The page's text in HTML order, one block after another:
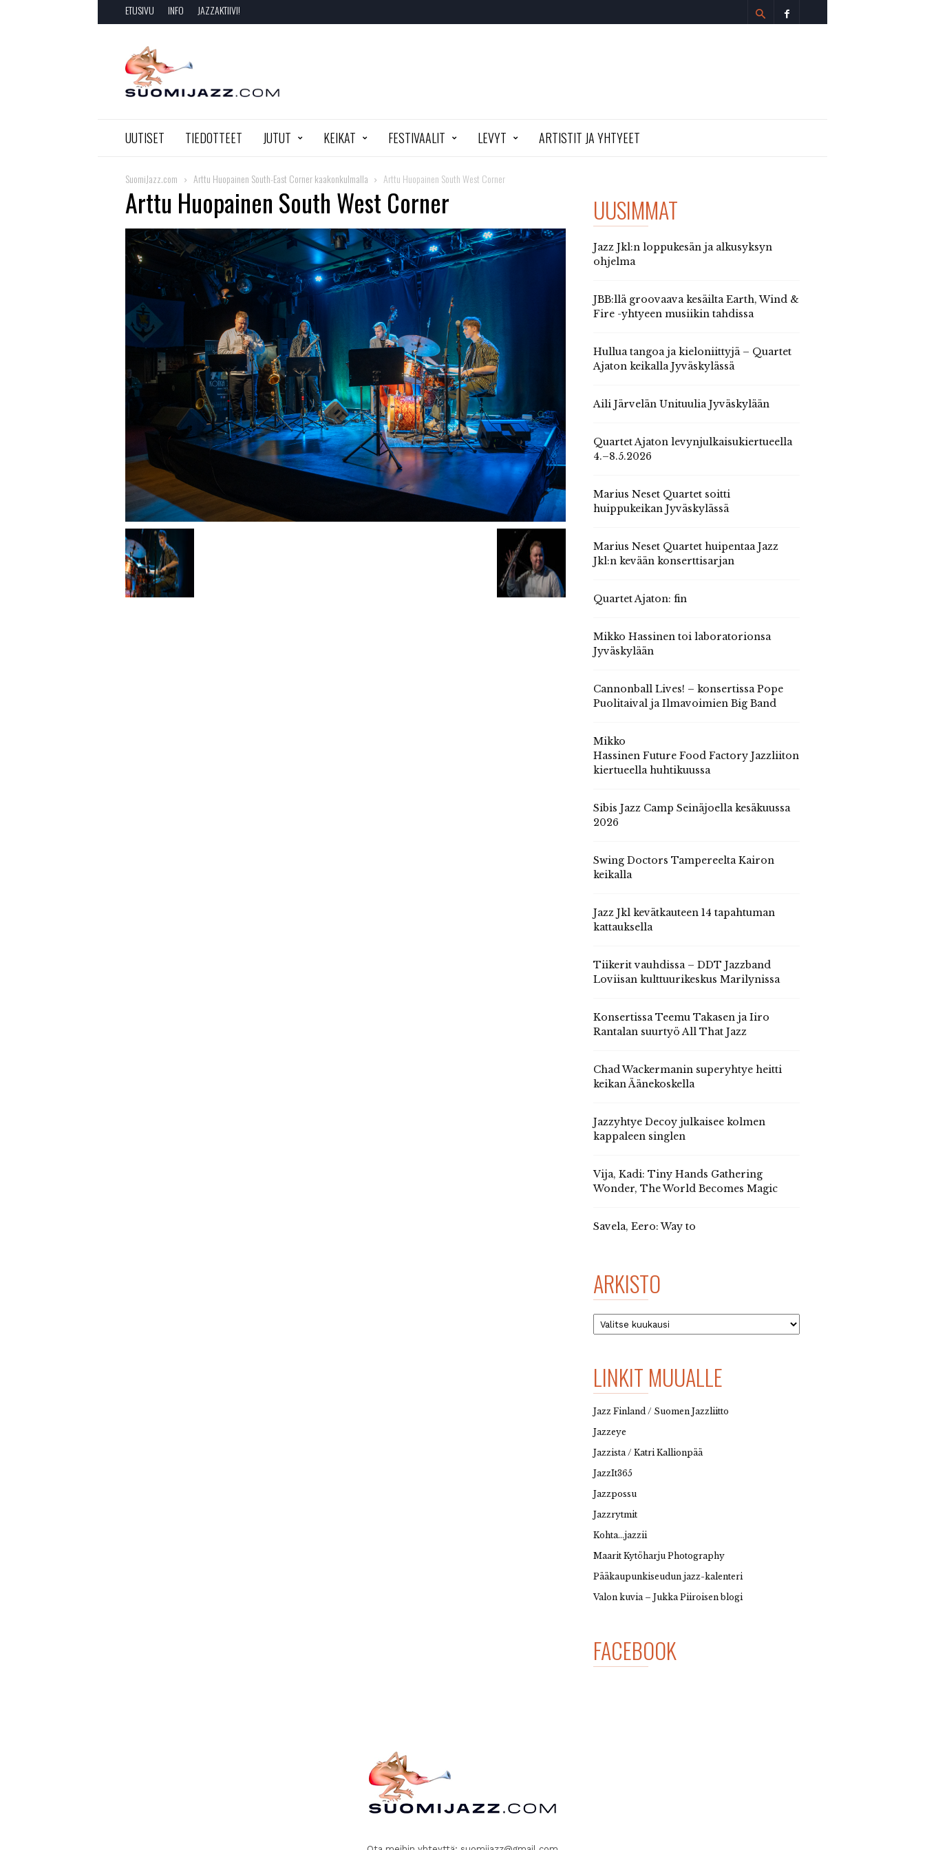
ETUSIVU INFO JAZZAKTIIVI!
SuomiJazz.com
UUTISET TIEDOTTEET JUTUT KEIKAT FESTIVAALIT LEVYT ARTISTIT JA YHTYEET
SuomiJazz.com Arttu Huopainen South-East Corner kaakonkulmalla Arttu Huopainen South West Corner
Arttu Huopainen South West Corner UUSIMMAT
Jazz Jkl:n loppukesän ja alkusyksyn
ohjelma
JBB:llä groovaava kesäilta Earth, Wind &
Fire -yhtyeen musiikin tahdissa
Hullua tangoa ja kieloniittyjä – Quartet
Ajaton keikalla Jyväskylässä
Aili Järvelän Unituulia Jyväskylään
Quartet Ajaton levynjulkaisukiertueella
4.–8.5.2026
Marius Neset Quartet soitti
huippukeikan Jyväskylässä
Marius Neset Quartet huipentaa Jazz
Jkl:n kevään konserttisarjan
Quartet Ajaton: fin
Mikko Hassinen toi laboratorionsa
Jyväskylään
Cannonball Lives! – konsertissa Pope
Puolitaival ja Ilmavoimien Big Band
Mikko
Hassinen Future Food Factory Jazzliiton
kiertueella huhtikuussa
Sibis Jazz Camp Seinäjoella kesäkuussa
2026
Swing Doctors Tampereelta Kairon
keikalla
Jazz Jkl kevätkauteen 14 tapahtuman
kattauksella
Tiikerit vauhdissa – DDT Jazzband
Loviisan kulttuurikeskus Marilynissa
Konsertissa Teemu Takasen ja Iiro
Rantalan suurtyö All That Jazz
Chad Wackermanin superyhtye heitti
keikan Äänekoskella
Jazzyhtye Decoy julkaisee kolmen
kappaleen singlen
Vija, Kadi: Tiny Hands Gathering
Wonder, The World Becomes Magic
Savela, Eero: Way to
ARKISTO
Arkisto
LINKIT MUUALLE
Jazz Finland / Suomen Jazzliitto
Jazzeye
Jazzista / Katri Kallionpää
JazzIt365
Jazzpossu
Jazzrytmit
Kohta…jazzii
Maarit Kytöharju Photography
Pääkaupunkiseudun jazz-kalenteri
Valon kuvia – Jukka Piiroisen blogi
FACEBOOK